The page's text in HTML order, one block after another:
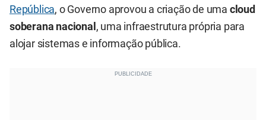
República, o Governo aprovou a criação de uma cloud
soberana nacional , uma infraestrutura própria para
alojar sistemas e informação pública.